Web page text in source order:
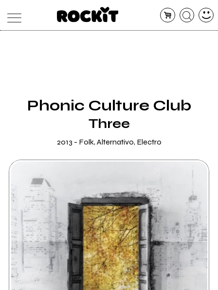
SHOP
Phonic Culture Club
Three
2013 - Folk, Alternativo, Electro